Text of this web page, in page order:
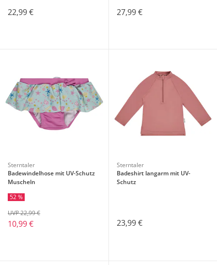
22,99 € 27,99 €
Sterntaler
Badewindelhose mit UV-Schutz
Muscheln
52 %
10,99 €
UVP 22,99 €
Sterntaler
Badeshirt langarm mit UV-
Schutz
23,99 €